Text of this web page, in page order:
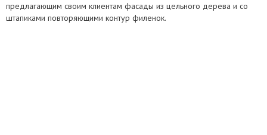
предлагающим своим клиентам фасады из цельного дерева и со
штапиками повторяющими контур филенок.